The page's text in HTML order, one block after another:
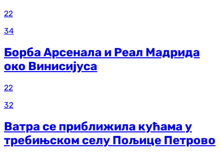
22
34
Борба Арсенала и Реал Мадрида
око Винисијуса
22
32
Ватра се приближила кућама у
требињском селу Пољице Петрово